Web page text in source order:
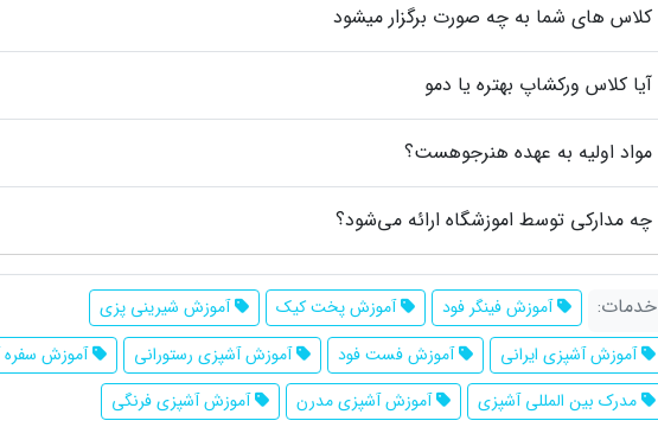
کلاس های شما به چه صورت برگزار میشود
آیا کلاس ورکشاپ بهتره یا دمو
مواد اولیه به عهده هنرجوهست؟
چه مدارکی توسط اموزشگاه ارائه می‌شود؟
خدمات: آموزش فینگر فود آموزش پخت کیک
آموزش شیرینی پزی
آموزش آشپزی ایرانی
آموزش فست فود آموزش آشپزی رستورانی
آموزش سفره
مدرک بین المللی آشپزی
آموزش آشپزی مدرن
آموزش آشپزی فرنگی